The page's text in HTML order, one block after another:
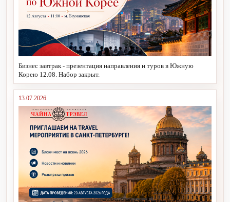
Бизнес завтрак - презентация направления и туров в Южную
Корею 12.08. Набор закрыт.
13.07.2026